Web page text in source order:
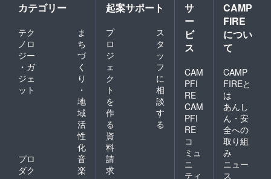
カテゴリー
テク
ノロ
ジー
・ガ
ジェ
ット
ま
ち
づ
く
り
・
地
域
活
性
化
プロ
ダク
音
楽
起案サポート
プ
ロ
ジ
ェ
ク
ト
を
作
る
ス
タ
ッ
フ
に
相
談
す
る
資
料
請
求
サ
ー
ビ
ス
CAM
PFI
RE
CAM
PFI
RE
コ
ミュ
ニ
ティ
CAMP
FIRE
につい
て
CAMP
FIREと
は
あんし
ん・安
全への
取り組
み
ニュー
ス